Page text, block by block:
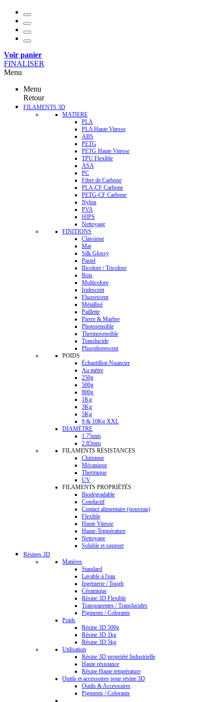
Voir panier
FINALISER
Menu
Menu
Retour
FILAMENTS 3D
MATIERE
PLA
PLA Haute Vitesse
ABS
PETG
PETG Haute Vitesse
TPU Flexible
ASA
PC
Fibre de Carbone
PLA-CF Carbone
PETG-CF Carbone
Nylon
PVA
HIPS
Nettoyage
FINITIONS
Classique
Mat
Silk Glossy
Pastel
Bicolore / Tricolore
Bois
Multicolore
Iridescent
Fluorescent
Métallisé
Paillette
Pierre & Marbre
Photosensible
Thermosensible
Translucide
Phosphorescent
POIDS
Échantillon Nuancier
Au mètre
250g
500g
800g
1Kg
3Kg
5Kg
9 & 10Kg XXL
DIAMÈTRE
1.75mm
2.85mm
FILAMENTS RÉSISTANCES
Chimique
Mécanique
Thermique
UV
FILAMENTS PROPRIÉTÉS
Biodégradable
Conductif
Contact alimentaire (nouveau)
Flexible
Haute Vitesse
Haute-Température
Nettoyage
Soluble et support
Résines 3D
Matières
Standard
Lavable à l'eau
Ingénierie / Tough
Céramique
Résine 3D Flexible
Transparentes / Translucides
Pigments / Colorants
Poids
Résine 3D 500g
Résine 3D 1kg
Résine 3D 5kg
Utilisation
Résine 3D propriété Industrielle
Haute résistance
Résine Haute température
Outils et accessoires pour résine 3D
Outils & Accessoires
Pigments / Colorants